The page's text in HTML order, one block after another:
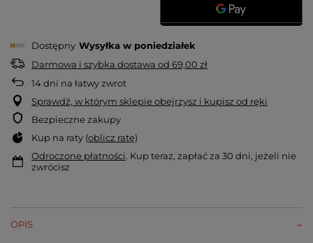
Dostępny Wysyłka w poniedziałek
Darmowa i szybka dostawa od 69,00 zł
14dni na łatwy zwrot
Sprawdź, w którym sklepie obejrzysz i kupisz od ręki
Bezpieczne zakupy
Kup na raty (oblicz ratę)
Odroczone płatności. Kup teraz, zapłać za 30 dni, jeżeli nie
zwrócisz
OPIS